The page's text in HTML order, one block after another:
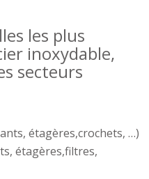
les plus
inoxydable,
secteurs
étagères,crochets, …)
étagères,filtres,